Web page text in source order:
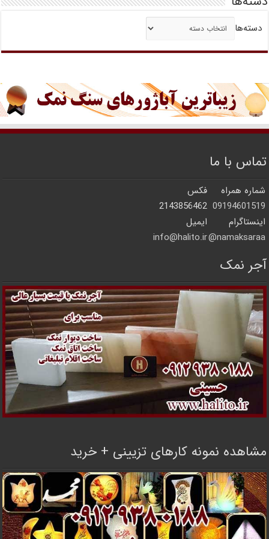
دسته‌ها
تماس با ما
شماره همراه
فکس
09194601519
2143856462
اینستاگرام
ایمیل
namaksaraa@
info@halito.ir
آجر نمک
مشاهده نمونه کارهای تزیینی + خرید